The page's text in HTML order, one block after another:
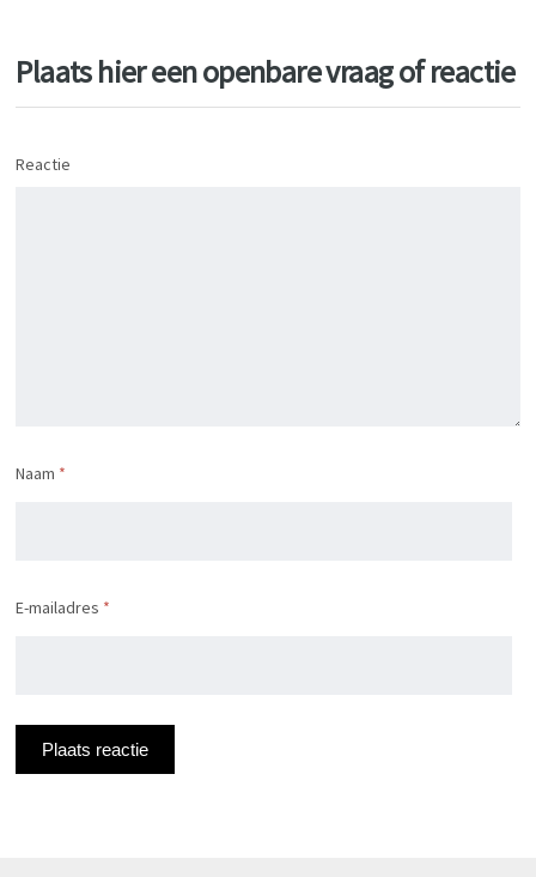
Plaats hier een openbare vraag of reactie
Reactie
Naam *
E-mailadres *